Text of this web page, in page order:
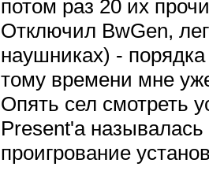
потом раз 20 их
Отключил BwGen,
наушниках) -
тому времени мне
Опять сел смотреть
Present'a
проигрование